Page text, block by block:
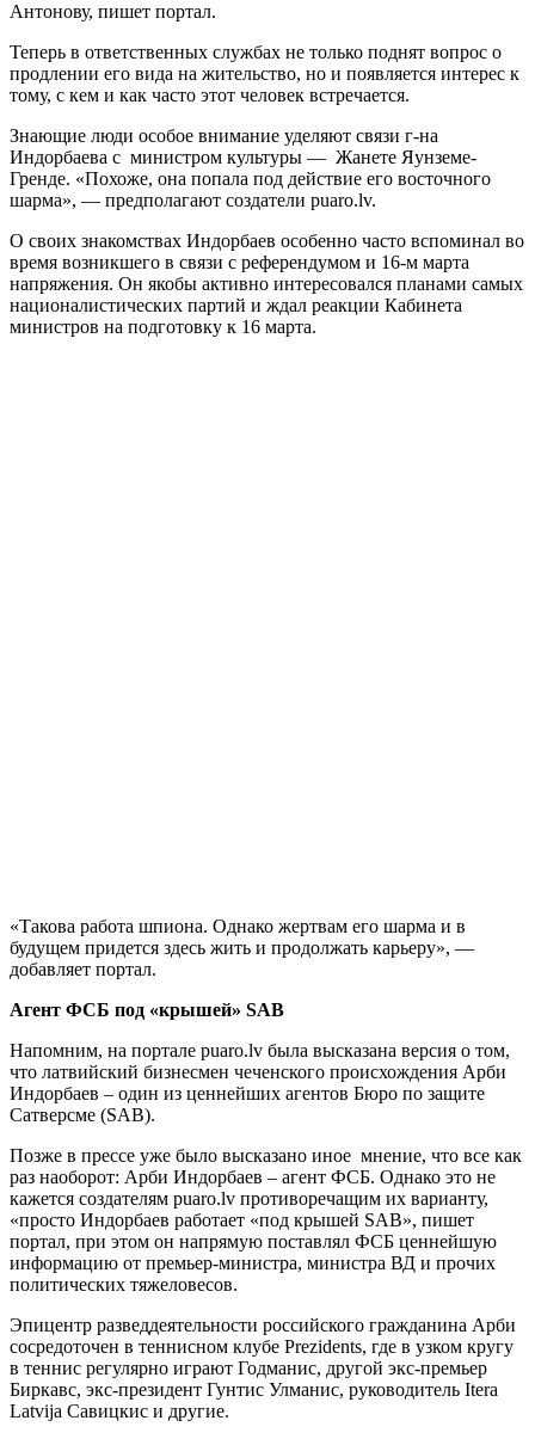
Антонову, пишет портал.
Теперь в ответственных службах не только поднят вопрос о
продлении его вида на жительство, но и появляется интерес к
тому, с кем и как часто этот человек встречается.
Знающие люди особое внимание уделяют связи г-на
Индорбаева с министром культуры — Жанете Яунземе-
Гренде. «Похоже, она попала под действие его восточного
шарма», — предполагают создатели puaro.lv.
О своих знакомствах Индорбаев особенно часто вспоминал во
время возникшего в связи с референдумом и 16-м марта
напряжения. Он якобы активно интересовался планами самых
националистических партий и ждал реакции Кабинета
министров на подготовку к 16 марта.
«Такова работа шпиона. Однако жертвам его шарма и в
будущем придется здесь жить и продолжать карьеру», —
добавляет портал.
Агент ФСБ под «крышей» SAB
Напомним, на портале puaro.lv была высказана версия о том,
что латвийский бизнесмен чеченского происхождения Арби
Индорбаев – один из ценнейших агентов Бюро по защите
Сатверсме (SAB).
Позже в прессе уже было высказано иное мнение, что все как
раз наоборот: Арби Индорбаев – агент ФСБ. Однако это не
кажется создателям puaro.lv противоречащим их варианту,
«просто Индорбаев работает «под крышей SAB», пишет
портал, при этом он напрямую поставлял ФСБ ценнейшую
информацию от премьер-министра, министра ВД и прочих
политических тяжеловесов.
Эпицентр разведдеятельности российского гражданина Арби
сосредоточен в теннисном клубе Prezidents, где в узком кругу
в теннис регулярно играют Годманис, другой экс-премьер
Биркавс, экс-президент Гунтис Улманис, руководитель Itera
Latvija Савицкис и другие.